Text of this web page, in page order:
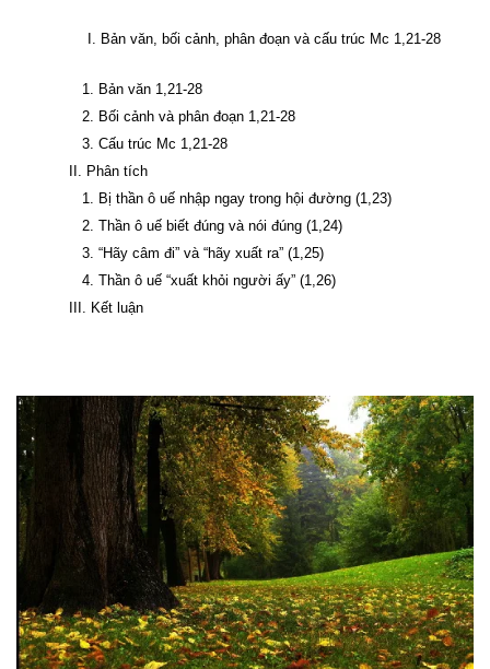
I. Bản văn, bối cảnh, phân đoạn và cấu trúc Mc 1,21-28
1. Bản văn 1,21-28
2. Bối cảnh và phân đoạn 1,21-28
3. Cấu trúc Mc 1,21-28
II. Phân tích
1. Bị thần ô uế nhập ngay trong hội đường (1,23)
2. Thần ô uế biết đúng và nói đúng (1,24)
3. “Hãy câm đi” và “hãy xuất ra” (1,25)
4. Thần ô uế “xuất khỏi người ấy” (1,26)
III. Kết luận